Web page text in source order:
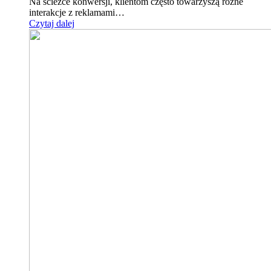
interakcje z reklamami…
Czytaj dalej